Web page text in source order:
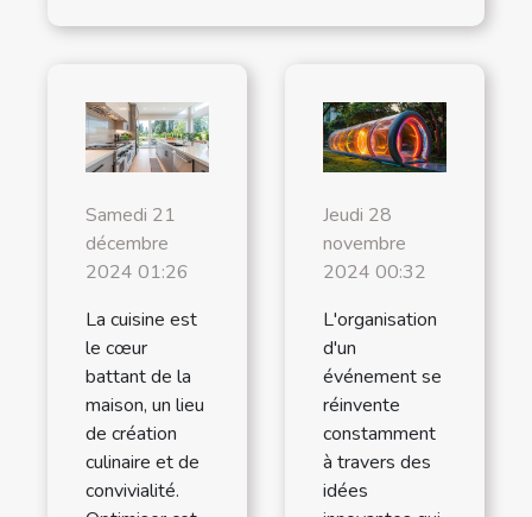
Samedi 21
décembre
2024 01:26
La cuisine est
le cœur
battant de la
maison, un lieu
de création
culinaire et de
convivialité.
Jeudi 28
novembre
2024 00:32
L'organisation
d'un
événement se
réinvente
constamment
à travers des
idées